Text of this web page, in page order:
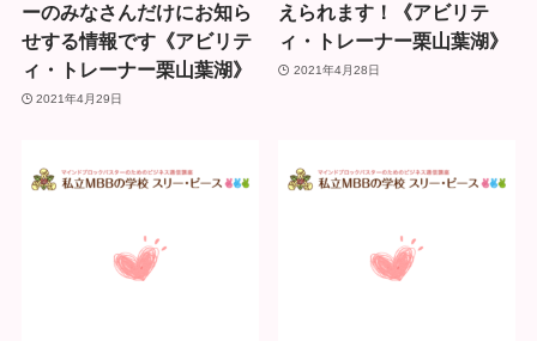
ーのみなさんだけにお知ら
せする情報です《アビリテ
ィ・トレーナー栗山葉湖》
2021年4月29日
えられます！《アビリテ
ィ・トレーナー栗山葉湖》
2021年4月28日